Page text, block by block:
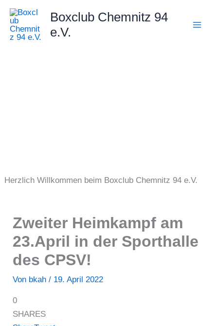
Zum
Inhalt
springen
Boxclub Chemnitz 94
e.V.
Herzlich Willkommen beim Boxclub Chemnitz 94 e.V.
Zweiter Heimkampf am
23.April in der Sporthalle
des CPSV!
Von bkah/ 19. April 2022
0
SHARES